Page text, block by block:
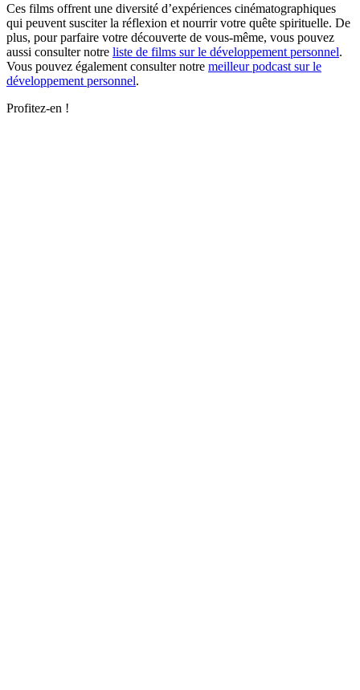
Ces films offrent une diversité d’expériences cinématographiques
qui peuvent susciter la réflexion et nourrir votre quête spirituelle. De
plus, pour parfaire votre découverte de vous-même, vous pouvez
aussi consulter notre liste de films sur le développement personnel.
Vous pouvez également consulter notre meilleur podcast sur le
développement personnel.
Profitez-en !